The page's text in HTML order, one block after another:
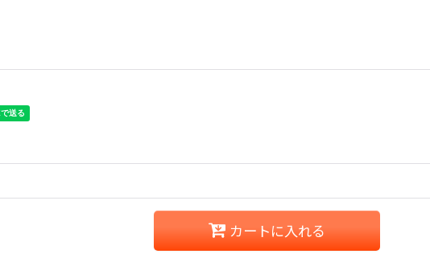
カートに入れる